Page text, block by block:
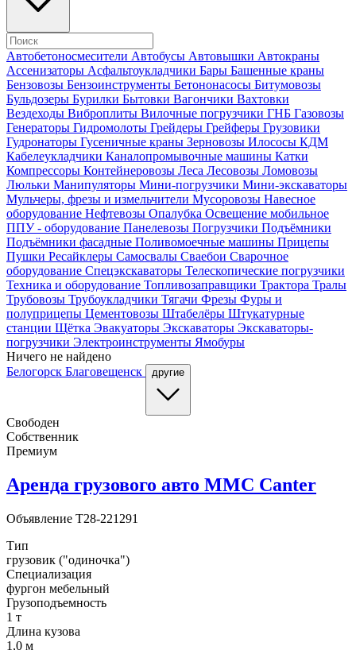
Автобетоносмесители Автобусы Автовышки Автокраны
Ассенизаторы Асфальтоукладчики Бары Башенные краны
Бензовозы Бензоинструменты Бетононасосы Битумовозы
Бульдозеры Бурилки Бытовки Вагончики Вахтовки
Вездеходы Виброплиты Вилочные погрузчики ГНБ Газовозы
Генераторы Гидромолоты Грейдеры Грейферы Грузовики
Гудронаторы Гусеничные краны Зерновозы Илососы КДМ
Кабелеукладчики Каналопромывочные машины Катки
Компрессоры Контейнеровозы Леса Лесовозы Ломовозы
Люльки Манипуляторы Мини-погрузчики Мини-экскаваторы
Мульчеры, фрезы и измельчители Мусоровозы Навесное
оборудование Нефтевозы Опалубка Освещение мобильное
ППУ - оборудование Панелевозы Погрузчики Подъёмники
Подъёмники фасадные Поливомоечные машины Прицепы
Пушки Ресайклеры Самосвалы Сваебои Сварочное
оборудование Спецэкскаваторы Телескопические погрузчики
Техника и оборудование Топливозаправщики Трактора Тралы
Трубовозы Трубоукладчики Тягачи Фрезы Фуры и
полуприцепы Цементовозы Штабелёры Штукатурные
станции Щётка Эвакуаторы Экскаваторы Экскаваторы-
погрузчики Электроинструменты Ямобуры
Ничего не найдено
Белогорск Благовещенск другие
Свободен
Собственник
Премиум
Аренда грузового авто MMC Canter
Объявление T28-221291
Тип
грузовик ("одиночка")
Специализация
фургон мебельный
Грузоподъемность
1 т
Длина кузова
1,0 м